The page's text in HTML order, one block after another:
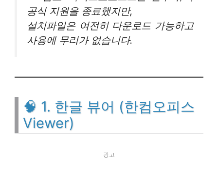
공식 지원을 종료했지만,
설치파일은 여전히 다운로드 가능하고
사용에 무리가 없습니다.
🧠 1. 한글 뷰어 (한컴오피스
Viewer)
광고